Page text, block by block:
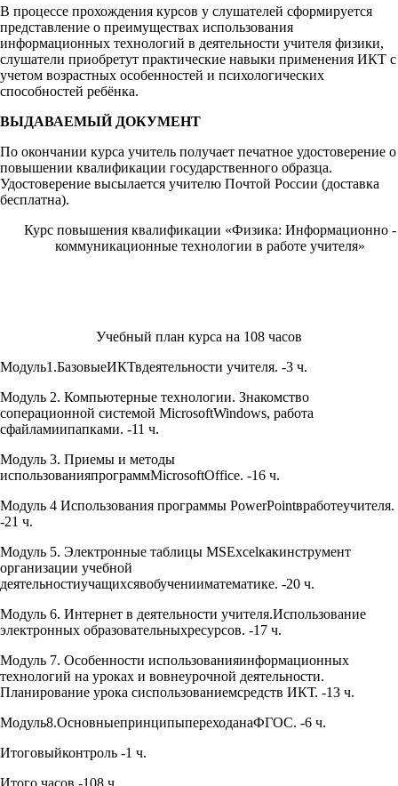
В процессе прохождения курсов у слушателей сформируется
представление о преимуществах использования
информационных технологий в деятельности учителя физики,
слушатели приобретут практические навыки применения ИКТ с
учетом возрастных особенностей и психологических
способностей ребёнка.
ВЫДАВАЕМЫЙ ДОКУМЕНТ
По окончании курса учитель получает печатное удостоверение о
повышении квалификации государственного образца.
Удостоверение высылается учителю Почтой России (доставка
бесплатна).
Курс повышения квалификации «Физика: Информационно -
коммуникационные технологии в работе учителя»
Учебный план курса на 108 часов
Модуль1.БазовыеИКТвдеятельности учителя. -3 ч.
Модуль 2. Компьютерные технологии. Знакомство
соперационной системой MicrosoftWindows, работа
сфайламиипапками. -11 ч.
Модуль 3. Приемы и методы
использованияпрограммMicrosoftOffice. -16 ч.
Модуль 4 Использования программы PowerPointвработеучителя.
-21 ч.
Модуль 5. Электронные таблицы MSExcelкакинструмент
организации учебной
деятельностиучащихсявобученииматематике. -20 ч.
Модуль 6. Интернет в деятельности учителя.Использование
электронных образовательныхресурсов. -17 ч.
Модуль 7. Особенности использованияинформационных
технологий на уроках и вовнеурочной деятельности.
Планирование урока сиспользованиемсредств ИКТ. -13 ч.
Модуль8.ОсновныепринципыпереходанаФГОС. -6 ч.
Итоговыйконтроль -1 ч.
Итого часов -108 ч.